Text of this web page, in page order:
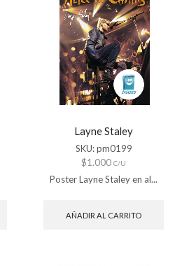
Layne Staley
SKU:pm0199
$1.000 C/U
Poster Layne Staley en al...
AÑADIR AL CARRITO